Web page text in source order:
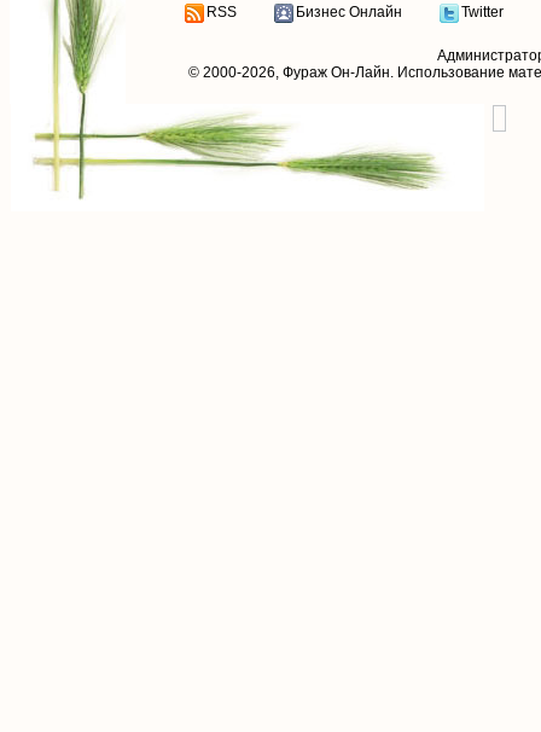
RSS Бизнес Онлайн Twitter
© 2000-2026, Фураж Он-Лайн. Использование